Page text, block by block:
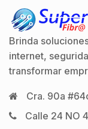
Brinda
internet,
transformar
Cra. 90a
Calle 24 NO